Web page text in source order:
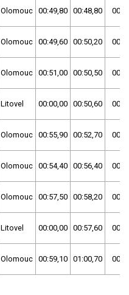
Olomouc 00:49,80 00:48,80
Olomouc 00:49,60 00:50,20
Olomouc 00:51,00 00:50,50
Litovel 00:00,00 00:50,60
Olomouc 00:55,90 00:52,70
Olomouc 00:54,40 00:56,40
Olomouc 00:57,50 00:58,20
Litovel 00:00,00 00:57,60
Olomouc 00:59,10 01:00,70